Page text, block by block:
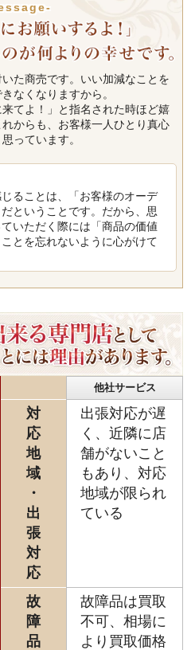
た商売です。いい加減なことを
なくなりますから。
てよ！」と指名された時ほど嬉
からも、お客様一人ひとり真心
っています。
ることは、「お客様のオーデ
ということです。だから、思
いただく際には「商品の価値
とを忘れないように心がけて
他社サービス
対
応
地
域
・
出
張
対
応
出張対応が遅
く、近隣に店
舗がないこと
もあり、対応
地域が限られ
ている
故
障
品
故障品は買取
不可、相場に
より買取価格